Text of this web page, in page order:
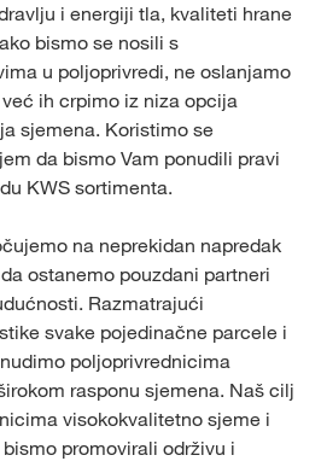
i energiji tla, kvaliteti hrane
bismo se nosili s
u poljoprivredi, ne oslanjamo
ih crpimo iz niza opcija
sjemena. Koristimo se
da bismo Vam ponudili pravi
KWS sortimenta.
na neprekidan napredak
ostanemo pouzdani partneri
Razmatrajući
svake pojedinačne parcele i
poljoprivrednicima
rasponu sjemena. Naš cilj
visokokvalitetno sjeme i
promovirali održivu i